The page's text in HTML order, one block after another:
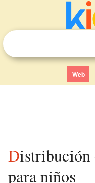
Web
Distribución de probabilidad
para niños